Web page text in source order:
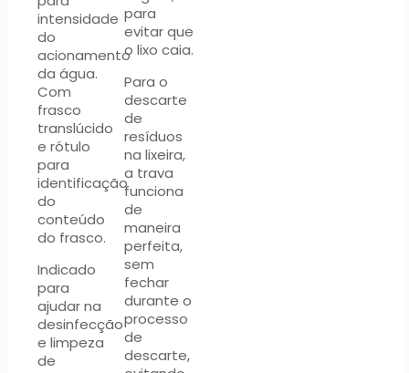
intensidade
do
acionamento
da água.
Com
frasco
translúcido
e rótulo
para
identificação
do
conteúdo
do frasco.
Indicado
para
ajudar na
desinfecção
e limpeza
de
para
evitar que
o lixo caia.
Para o
descarte
de
resíduos
na lixeira,
a trava
funciona
de
maneira
perfeita,
sem
fechar
durante o
processo
de
descarte,